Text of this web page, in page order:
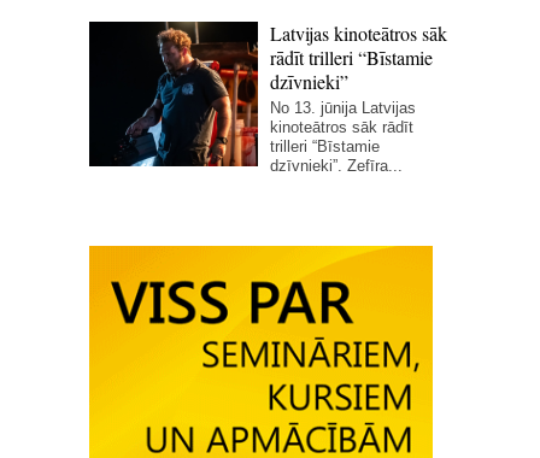
Latvijas kinoteātros sāk
rādīt trilleri “Bīstamie
dzīvnieki”
No 13. jūnija Latvijas
kinoteātros sāk rādīt
trilleri “Bīstamie
dzīvnieki”. Zefīra...